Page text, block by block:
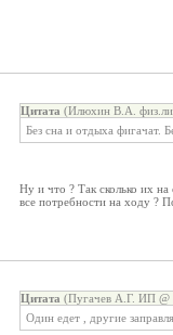
Цитата (Илюхин В.А.
Без сна и отдыха фигачат.
Ну и что ? Так сколько их
все потребности на ходу ?
Цитата (Пугачев А.Г. ИП @
Один едет , другие